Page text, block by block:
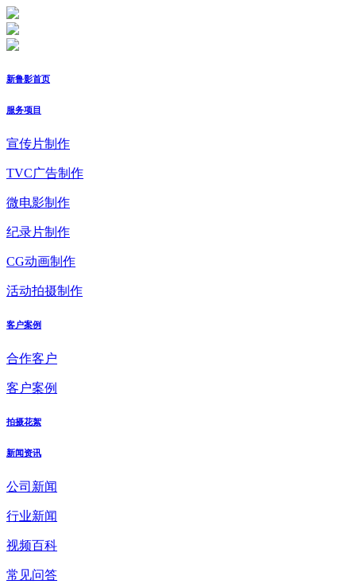
新鲁影首页
服务项目
宣传片制作
TVC广告制作
微电影制作
纪录片制作
CG动画制作
活动拍摄制作
客户案例
合作客户
客户案例
拍摄花絮
新闻资讯
公司新闻
行业新闻
视频百科
常见问答